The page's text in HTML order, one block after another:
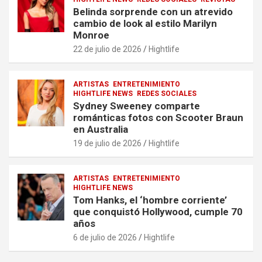
Belinda sorprende con un atrevido
cambio de look al estilo Marilyn
Monroe
22 de julio de 2026 Hightlife
ARTISTAS ENTRETENIMIENTO
HIGHTLIFE NEWS REDES SOCIALES
Sydney Sweeney comparte
románticas fotos con Scooter Braun
en Australia
19 de julio de 2026 Hightlife
ARTISTAS ENTRETENIMIENTO
HIGHTLIFE NEWS
Tom Hanks, el ‘hombre corriente’
que conquistó Hollywood, cumple 70
años
6 de julio de 2026 Hightlife